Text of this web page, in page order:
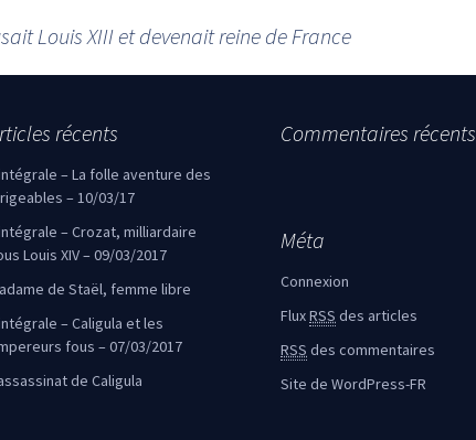
Louis XIII et devenait reine de France
récents
– La folle aventure des
– 10/03/17
– Crozat, milliardaire
Louis XIV – 09/03/2017
de Staël, femme libre
– Caligula et les
fous – 07/03/2017
de Caligula
Commentaires récents
Méta
Connexion
FluxRSS des articles
RSS des commentaires
Site de WordPress-FR